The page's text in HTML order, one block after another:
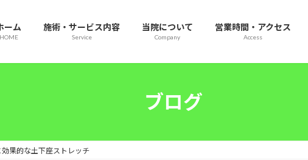
ーム
HOME
施術・サービス内容
Service
当院について
Company
営業時間・アクセス
Access
ブログ
果的な土下座ストレッチ